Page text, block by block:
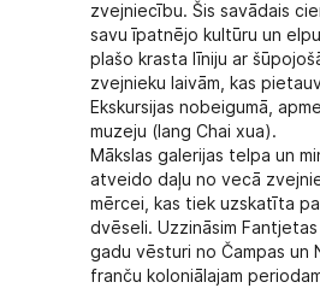
zvejniecību. Šis savādais
savu īpatnējo kultūru un
plašo krasta līniju ar
zvejnieku laivām, kas
Ekskursijas nobeigumā,
muzeju (lang Chai xua).
Mākslas galerijas telpa un
atveido daļu no vecā
mērcei, kas tiek uzskatīta
dvēseli. Uzzināsim
gadu vēsturi no Čampas un
franču koloniālajam